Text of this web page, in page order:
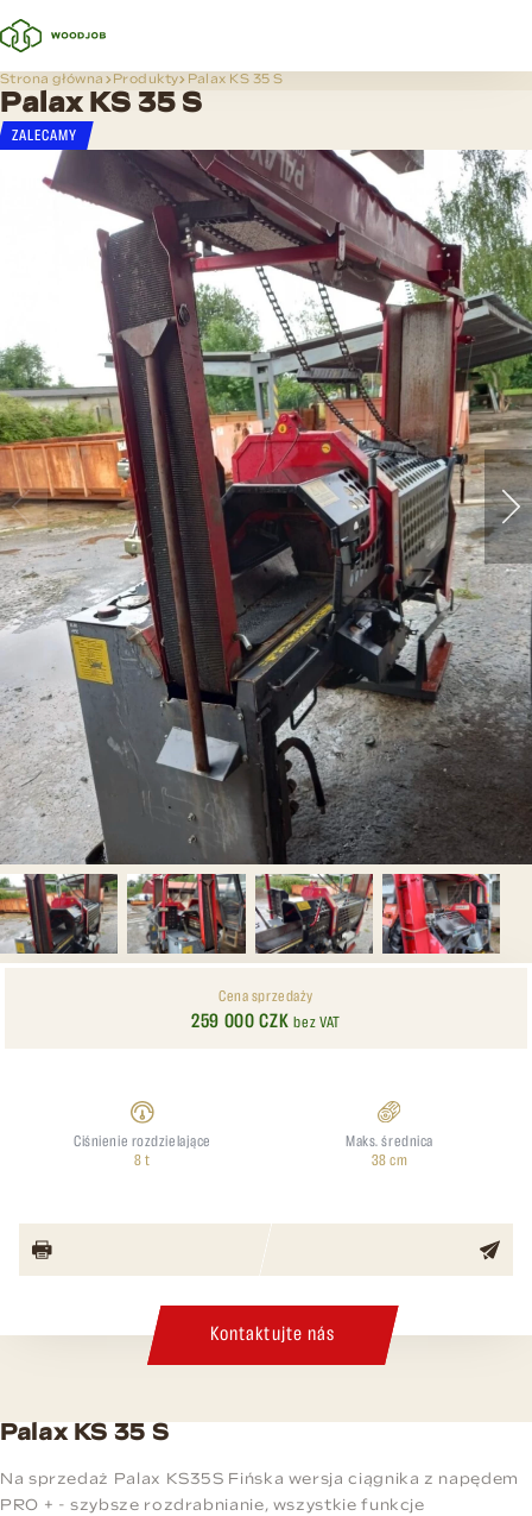
Strona główna Produkty Palax KS 35 S
Palax KS 35 S
ZALECAMY
Cena sprzedaży
259 000 CZKbez VAT
Ciśnienie rozdzielające
8 t
Maks. średnica
38 cm
Kontaktujte nás
Palax KS 35 S
Na sprzedaż Palax KS35S Fińska wersja ciągnika z napędem
PRO + - szybsze rozdrabnianie, wszystkie funkcje